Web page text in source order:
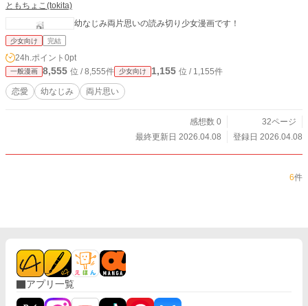
ともちょこ(tokita)
幼なじみ両片思いの読み切り少女漫画です！
少女向け 完結
24h.ポイント 0pt
一般漫画 8,555 位 / 8,555件 少女向け 1,155 位 / 1,155件
恋愛 幼なじみ 両片思い
感想数 0
32ページ
最終更新日 2026.04.08
登録日 2026.04.08
6件
アプリ一覧